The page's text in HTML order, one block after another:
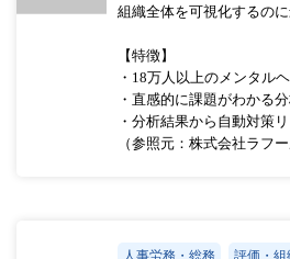
組織全体を可視化するのに
【特徴】
・18万人以上のメンタル
・直感的に課題がわかる
・分析結果から自動対策
（参照元：株式会社ラフー
人事労務・総務 評価・組